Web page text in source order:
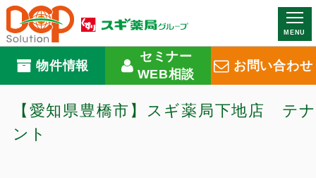
MENU
物件情報
セミナー
WEB相談
お問い合わせ
【愛知県豊橋市】スギ薬局下地店 テナ
ント